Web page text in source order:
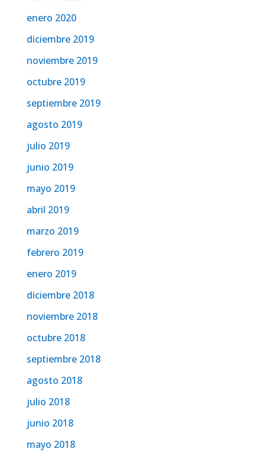
enero 2020
diciembre 2019
noviembre 2019
octubre 2019
septiembre 2019
agosto 2019
julio 2019
junio 2019
mayo 2019
abril 2019
marzo 2019
febrero 2019
enero 2019
diciembre 2018
noviembre 2018
octubre 2018
septiembre 2018
agosto 2018
julio 2018
junio 2018
mayo 2018